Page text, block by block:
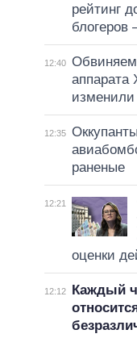
рейтинг
блогеров
12:40
аппарата
изменили
12:35
раненые
12:21
оценки
12:12
Каждый